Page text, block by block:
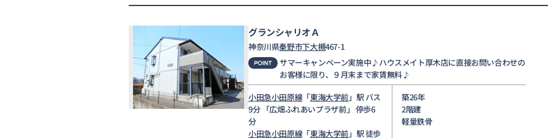
グランシャリオＡ
神奈川県秦野市下大槻467-1
サマーキャンペーン実施中♪ハウスメイト厚木店に直接お問い合わせの
お客様に限り、９月末まで家賃無料♪
小田急小田原線「東海大学前」駅 バス
9分 「広畑ふれあいプラザ前」 停歩6
分
小田急小田原線「東海大学前」駅 徒歩
築26年
2階建
軽量鉄骨